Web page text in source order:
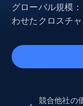
グローバル規模
わせたクロスチ
競合他社の